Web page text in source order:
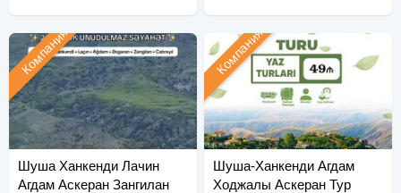
Шуша Ханкенди Лачин
Агдам Аскеран Зангилан
Компания
Шуша-Ханкенди Агдам
Ходжалы Аскеран Тур
Компания